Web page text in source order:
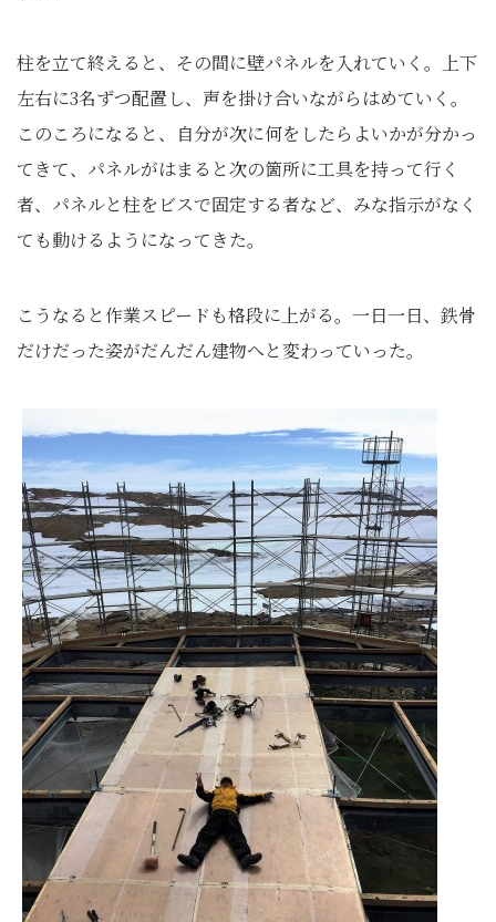
柱を立て終えると、その間に壁パネルを入れていく。上下
左右に3名ずつ配置し、声を掛け合いながらはめていく。
このころになると、自分が次に何をしたらよいかが分かっ
てきて、パネルがはまると次の箇所に工具を持って行く
者、パネルと柱をビスで固定する者など、みな指示がなく
ても動けるようになってきた。
こうなると作業スピードも格段に上がる。一日一日、鉄骨
だけだった姿がだんだん建物へと変わっていった。